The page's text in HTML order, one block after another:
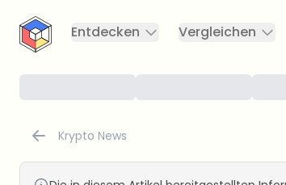
CryptoTicker
Entdecken
Vergleichen
Krypto News